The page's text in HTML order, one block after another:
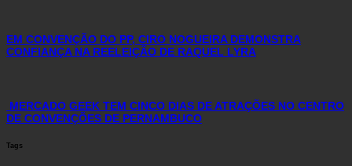
EM CONVENÇÃO DO PP, CIRO NOGUEIRA DEMONSTRA
CONFIANÇA NA REELEIÇÃO DE RAQUEL LYRA
MERCADO GEEK TEM CINCO DIAS DE ATRAÇÕES NO CENTRO
DE CONVENÇÕES DE PERNAMBUCO
Tags